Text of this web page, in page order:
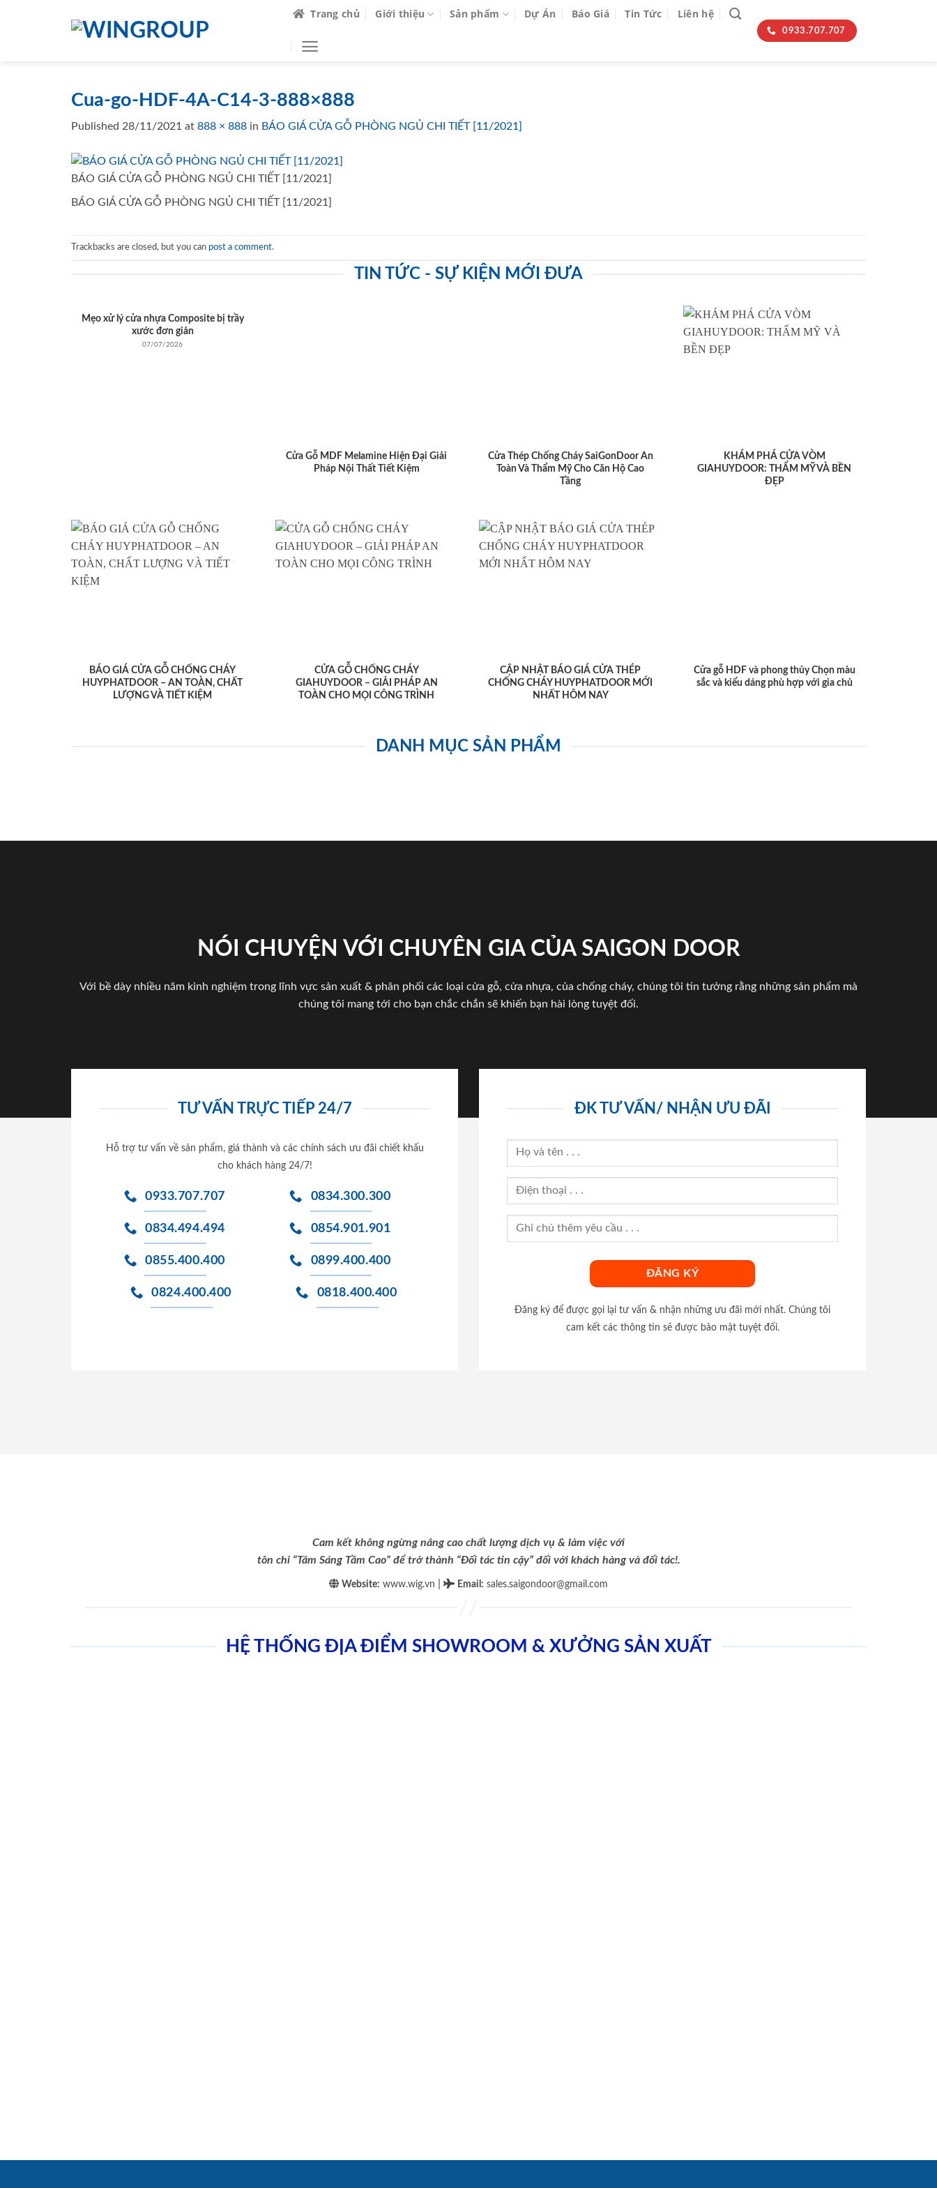
Trang chủ Giới thiệu Sản phẩm Dự Án Báo Giá Tin Tức Liên hệ
0933.707.707
Cua-go-HDF-4A-C14-3-888×888
Published 28/11/2021 at 888 × 888 in BÁO GIÁ CỬA GỖ PHÒNG NGỦ CHI TIẾT [11/2021]
BÁO GIÁ CỬA GỖ PHÒNG NGỦ CHI TIẾT [11/2021]
BÁO GIÁ CỬA GỖ PHÒNG NGỦ CHI TIẾT [11/2021]
Trackbacks are closed, but you can post a comment.
TIN TỨC - SỰ KIỆN MỚI ĐƯA
Mẹo xử lý cửa nhựa Composite bị trầy
xước đơn giản
07/07/2026
Cửa Gỗ MDF Melamine Hiện Đại Giải
Pháp Nội Thất Tiết Kiệm
Cửa Thép Chống Cháy SaiGonDoor An
Toàn Và Thẩm Mỹ Cho Căn Hộ Cao
Tầng
KHÁM PHÁ CỬA VÒM
GIAHUYDOOR: THẨM MỸ VÀ BỀN
ĐẸP
BÁO GIÁ CỬA GỖ CHỐNG CHÁY
HUYPHATDOOR – AN TOÀN, CHẤT
LƯỢNG VÀ TIẾT KIỆM
CỬA GỖ CHỐNG CHÁY
GIAHUYDOOR – GIẢI PHÁP AN
TOÀN CHO MỌI CÔNG TRÌNH
CẬP NHẬT BÁO GIÁ CỬA THÉP
CHỐNG CHÁY HUYPHATDOOR MỚI
NHẤT HÔM NAY
Cửa gỗ HDF và phong thủy Chọn màu
sắc và kiểu dáng phù hợp với gia chủ
DANH MỤC SẢN PHẨM
NÓI CHUYỆN VỚI CHUYÊN GIA CỦA SAIGON DOOR
Với bề dày nhiều năm kinh nghiệm trong lĩnh vực sản xuất & phân phối các loại cửa gỗ, cửa nhựa, của chống cháy, chúng tôi tin tưởng rằng những sản phẩm mà
chúng tôi mang tới cho bạn chắc chắn sẽ khiến bạn hài lòng tuyệt đối.
TƯ VẤN TRỰC TIẾP 24/7
Hỗ trợ tư vấn về sản phẩm, giá thành và các chính sách ưu đãi chiết khấu
cho khách hàng 24/7!
0933.707.707
0834.494.494
0855.400.400
0824.400.400
0834.300.300
0854.901.901
0899.400.400
0818.400.400
ĐK TƯ VẤN/ NHẬN ƯU ĐÃI
Đăng ký để được gọi lại tư vấn & nhận những ưu đãi mới nhất. Chúng tôi
cam kết các thông tin sẽ được bảo mật tuyệt đối.
Cam kết không ngừng nâng cao chất lượng dịch vụ & làm việc với
tôn chỉ “Tâm Sáng Tầm Cao” để trở thành “Đối tác tin cậy” đối với khách hàng và đối tác!.
Website: www.wig.vn Email : sales.saigondoor@gmail.com
HỆ THỐNG ĐỊA ĐIỂM SHOWROOM & XƯỞNG SẢN XUẤT